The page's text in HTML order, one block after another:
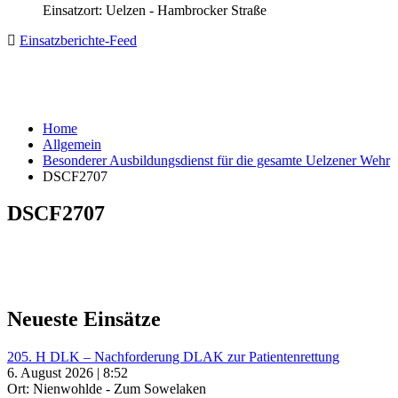
Einsatzort: Uelzen - Hambrocker Straße
Einsatzberichte-Feed
Home
Allgemein
Besonderer Ausbildungsdienst für die gesamte Uelzener Wehr
DSCF2707
DSCF2707
Neueste Einsätze
205. H DLK – Nachforderung DLAK zur Patientenrettung
6. August 2026 | 8:52
Ort: Nienwohlde - Zum Sowelaken